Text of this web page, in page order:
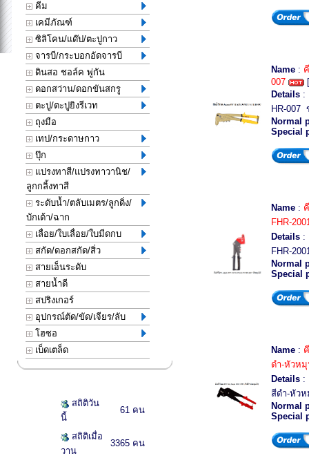
คีม
เคมีภัณฑ์
ซิลิโคน/แด๊ป/ตะปูกาว
จารบี/กระบอกอัดจารบี
ดินสอ ชอล์ค พู่กัน
ดอกสว่าน/ดอกขันสกรู
ตะปู/ตะปูยิงรีเวท
ถุงมือ
เทป/กระดาษกาว
ปุ๊ก
แปรงทาสี/แปรงทาวานิช/
ลูกกลิ้งทาสี
ระดับน้ำ/ตลับเมตร/ลูกดิ่ง/
บักเต้า/ฉาก
เลื่อย/ใบเลื่อย/ใบมีดกบ
สกัด/ดอกสกัด/สิ่ว
สายเอ็นระดับ
สายน้ำดี
สปริงเกอร์
อุปกรณ์ตัด/ขัด/เจียร/ลับ
โฮซอ
เบ็ดเตล็ด
สถิติวัน
นี้
61 คน
สถิติเมื่อ
วาน
3365 คน
Name :
007
Details :
HR-007
Normal
Special
Name :
FHR-
Details :
FHR-
Normal
Special
Name :
ดำ-หัวห
Details :
สีดำ-หัว
Normal
Special